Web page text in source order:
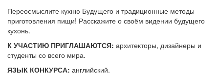
Переосмыслите кухню Будущего и традиционные методы
приготовления пищи! Расскажите о своём видении будущего
кухонь.
К УЧАСТИЮ ПРИГЛАШАЮТСЯ: архитекторы, дизайнеры и
студенты со всего мира.
ЯЗЫК КОНКУРСА: английский.